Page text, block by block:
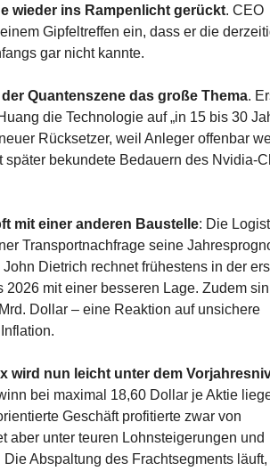
wieder ins Rampenlicht gerückt. CEO
Gipfeltreffen ein, dass er die
gar nicht kannte.
Quantenszene das große Thema.
die Technologie auf „in 15 bis 30
Rücksetzer, weil Anleger offenbar
später bekundete Bedauern des Nvidia-
mit einer anderen Baustelle: Die
Transportnachfrage seine
Dietrich rechnet frühestens in der
2026 mit einer besseren Lage. Zudem
Dollar – eine Reaktion auf unsichere
wird nun leicht unter dem
bei maximal 18,60 Dollar je Aktie
Geschäft profitierte zwar von
aber unter teuren Lohnsteigerungen und
Abspaltung des Frachtsegments